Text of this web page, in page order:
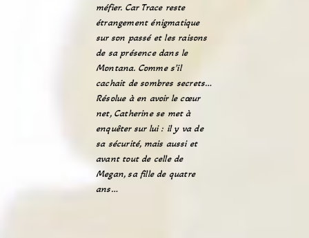
méfier. Car Trace reste
étrangement énigmatique
sur son passé et les raisons
de sa présence dans le
Montana. Comme s’il
cachait de sombres secrets…
Résolue à en avoir le cœur
net, Catherine se met à
enquêter sur lui : il y va de
sa sécurité, mais aussi et
avant tout de celle de
Megan, sa fille de quatre
ans…